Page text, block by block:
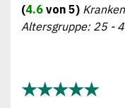
(4.6 von 5)
Altersgruppe: 25 -
★★★★★